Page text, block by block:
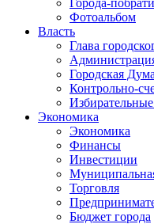
Города-
Фотоальбом
Власть
Глава
Городская Дума
Контрольно-
Экономика
Экономика
Финансы
Инвестиции
Торговля
Бюджет города